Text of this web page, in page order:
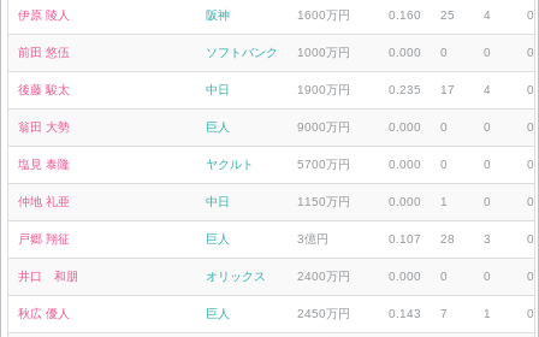
伊原 陵人 阪神 1600万円 0.160 25 4 0
前田 悠伍 ソフトバンク 1000万円 0.000 0 0 0
後藤 駿太 中日 1900万円 0.235 17 4 0
翁田 大勢 巨人 9000万円 0.000 0 0 0
塩見 泰隆 ヤクルト 5700万円 0.000 0 0 0
仲地 礼亜 中日 1150万円 0.000 1 0 0
戸郷 翔征 巨人 3億円 0.107 28 3 0
井口 和朋 オリックス 2400万円 0.000 0 0 0
秋広 優人 巨人 2450万円 0.143 7 1 0